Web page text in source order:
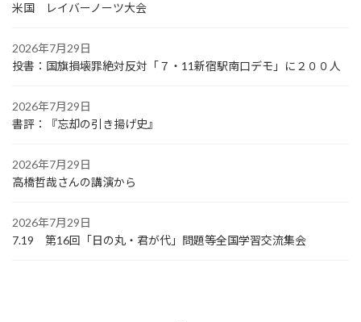
米国 レイバーノーツ大会
2026年7月29日
投書：国旗損壊罪絶対反対「７・11新宿駅南口デモ」に２００人
2026年7月29日
書評：『忘却の引き揚げ史』
2026年7月29日
高橋哲哉さんの講演から
2026年7月29日
7.19 第16回「日の丸・君が代」問題等全国学習交流集会